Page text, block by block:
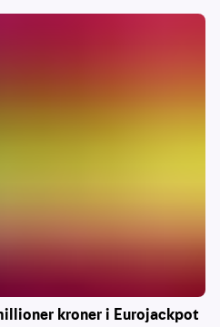
kroner i Eurojackpot